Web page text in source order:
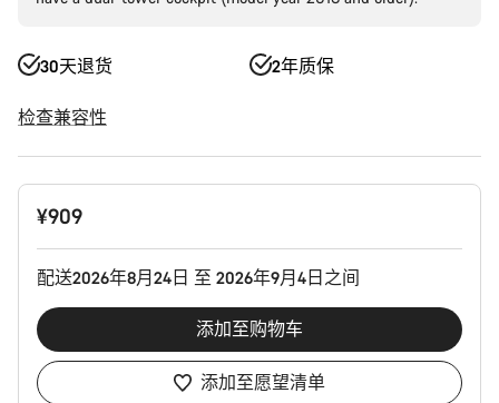
30天退货 2年质保
检查兼容性
产
¥909
配送2026年8月24日 至 2026年9月4日之间
添加至购物车
添加至愿望清单